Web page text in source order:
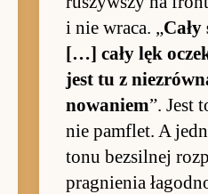
i nie wraca. „
[…] cały lęk
jest tu z
nowaniem”. Jest
nie pam­flet. A
tonu bez­sil­nej
pra­gnie­nia